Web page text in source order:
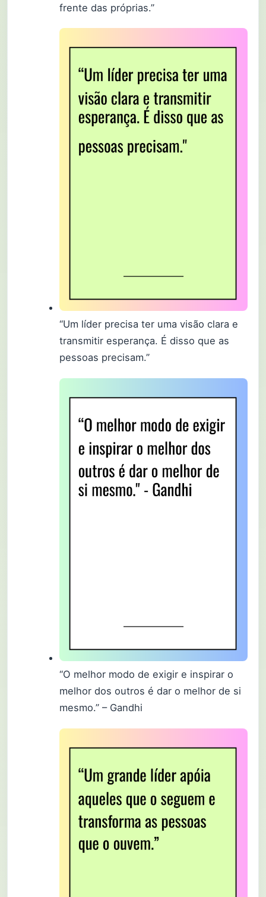
frente das próprias.”
“Um líder precisa ter uma visão clara e
transmitir esperança. É disso que as
pessoas precisam.”
“O melhor modo de exigir e inspirar o
melhor dos outros é dar o melhor de si
mesmo.” – Gandhi